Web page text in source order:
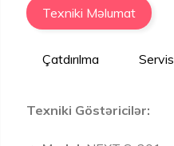
Texniki Məlumat
Çatdırılma Servis
Texniki Göstəricilər: